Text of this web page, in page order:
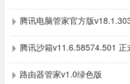
腾讯电脑管家官方版
腾讯沙箱v11.6.58574.501 正
路由器管家v1.0绿色版